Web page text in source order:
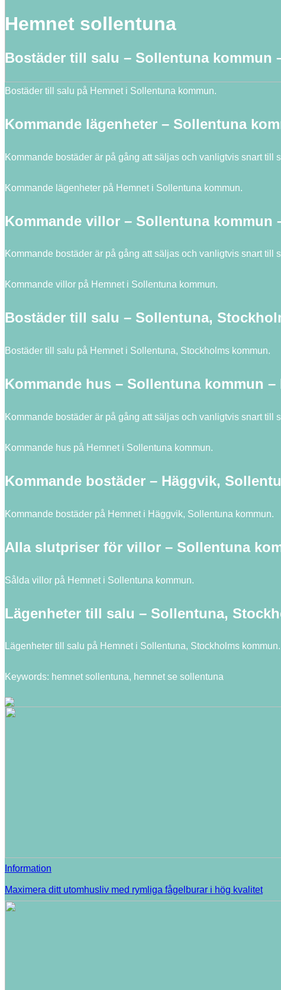
Hemnet sollentuna
Bostäder till salu – Sollentuna kommun
Bostäder till salu på Hemnet i Sollentuna kommun.
Kommande lägenheter – Sollentuna
Kommande bostäder är på gång att säljas och vanligtvis snart
Kommande lägenheter på Hemnet i Sollentuna kommun.
Kommande villor – Sollentuna kommun
Kommande bostäder är på gång att säljas och vanligtvis snart
Kommande villor på Hemnet i Sollentuna kommun.
Bostäder till salu – Sollentuna,
Bostäder till salu på Hemnet i Sollentuna, Stockholms kommun.
Kommande hus – Sollentuna kommun –
Kommande bostäder är på gång att säljas och vanligtvis snart
Kommande hus på Hemnet i Sollentuna kommun.
Kommande bostäder – Häggvik,
Kommande bostäder på Hemnet i Häggvik, Sollentuna kommun.
Alla slutpriser för villor – Sollentuna
Sålda villor på Hemnet i Sollentuna kommun.
Lägenheter till salu – Sollentuna,
Lägenheter till salu på Hemnet i Sollentuna, Stockholms kommun.
Keywords: hemnet sollentuna, hemnet se sollentuna
Information
Maximera ditt utomhusliv med rymliga fågelburar i hög kvalitet